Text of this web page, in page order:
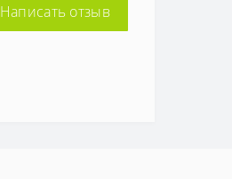
Написать отзыв